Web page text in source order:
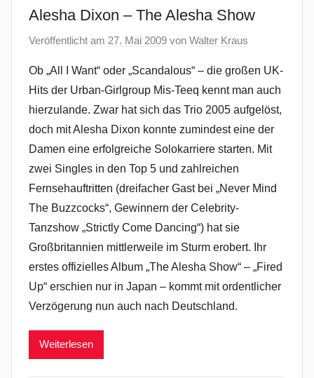
Alesha Dixon – The Alesha Show
Veröffentlicht am 27. Mai 2009 von Walter Kraus
Ob „All I Want“ oder „Scandalous“ – die großen UK-
Hits der Urban-Girlgroup Mis-Teeq kennt man auch
hierzulande. Zwar hat sich das Trio 2005 aufgelöst,
doch mit Alesha Dixon konnte zumindest eine der
Damen eine erfolgreiche Solokarriere starten. Mit
zwei Singles in den Top 5 und zahlreichen
Fernsehauftritten (dreifacher Gast bei „Never Mind
The Buzzcocks“, Gewinnern der Celebrity-
Tanzshow „Strictly Come Dancing“) hat sie
Großbritannien mittlerweile im Sturm erobert. Ihr
erstes offizielles Album „The Alesha Show“ – „Fired
Up“ erschien nur in Japan – kommt mit ordentlicher
Verzögerung nun auch nach Deutschland.
Weiterlesen